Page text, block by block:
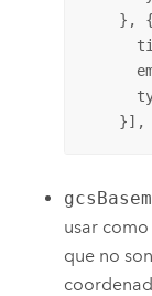
    }, {
    }],
usar
que no